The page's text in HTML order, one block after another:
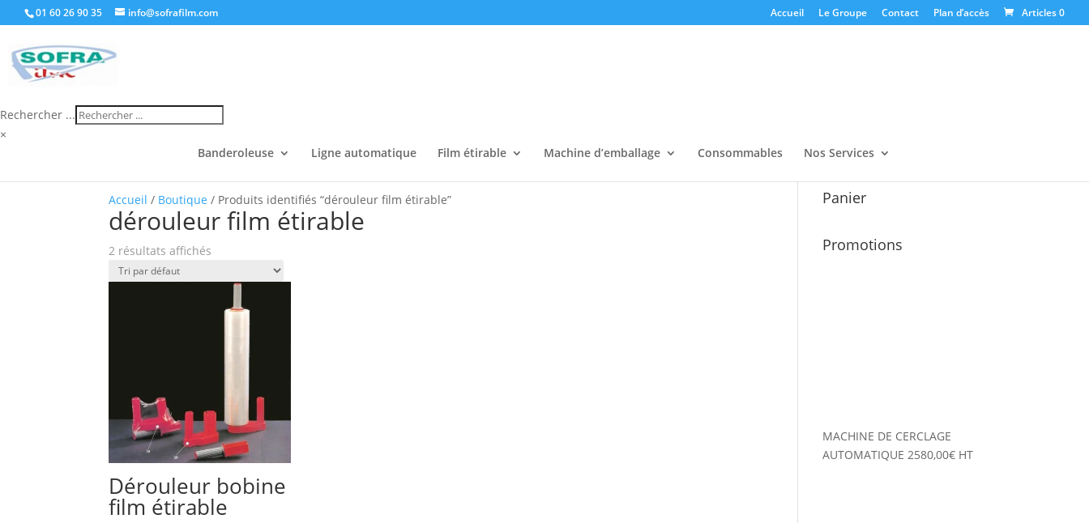
01 60 26 90 35 info@sofrafilm.com Accueil Le Groupe Contact Plan d’accès Articles 0
Rechercher ...
×
Banderoleuse
Ligne automatique Film étirable Machine d’emballage Consommables Nos Services
Accueil / Boutique / Produits identifiés “dérouleur film étirable”
dérouleur film étirable
2 résultats affichés
Dérouleur bobine
film étirable
Panier
Promotions
MACHINE DE CERCLAGE
AUTOMATIQUE 2580,00€ HT